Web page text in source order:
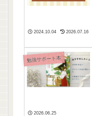
2024.10.04 2026.07.16
勉強サポート本
2026.06.25